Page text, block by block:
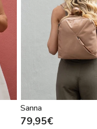
Sanna
79,95€